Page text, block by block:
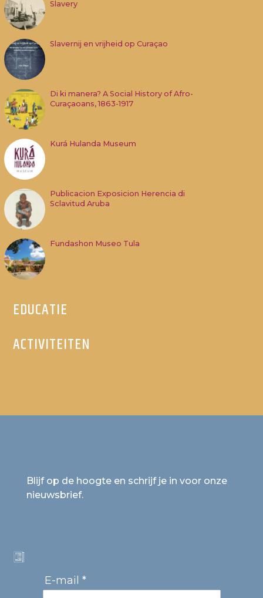
Slavery
Slavernij en vrijheid op Curaçao
Di ki manera? A Social History of Afro-
Curaçaoans, 1863-1917
Kurá Hulanda Museum
Publicacion Exposicion Herencia di
Sclavitud Aruba
Fundashon Museo Tula
EDUCATIE
ACTIVITEITEN
Blijf op de hoogte en schrijf je in voor onze
nieuwsbrief.
E-mail *